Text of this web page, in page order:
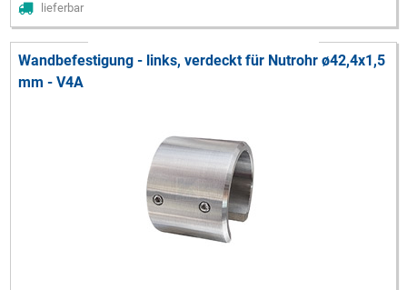
lieferbar
Wandbefestigung - links, verdeckt für Nutrohr ø42,4x1,5
mm - V4A